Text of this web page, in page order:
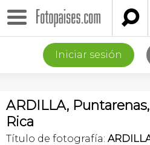

Iniciar sesión
ARDILLA,
Rica
Título de fotografía: